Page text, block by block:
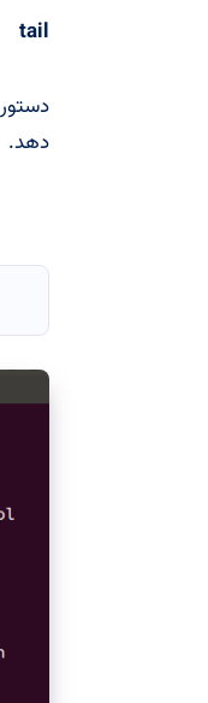
tail
دستور tail عملکردی همانند دستور head را دارد با این تفاوت که
دهد.